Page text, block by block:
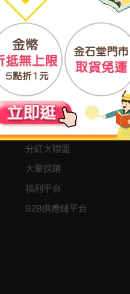
合作與服務
異業合作
我要成為供應商
廣告合作
分紅大聯盟
大量採購
福利平台
B2B供應鏈平台